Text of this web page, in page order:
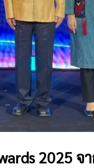
2025 จ